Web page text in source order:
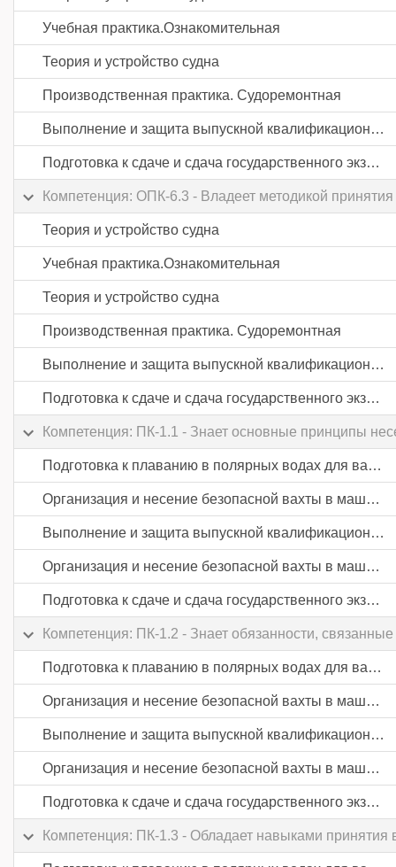
Учебная практика.Ознакомительная
Теория и устройство судна
Производственная практика. Судоремонтная
Выполнение и защита выпускной квалификационной работы
Подготовка к сдаче и сдача государственного экзамена
Компетенция: ОПК-6.3 - Владеет методикой
Теория и устройство судна
Учебная практика.Ознакомительная
Теория и устройство судна
Производственная практика. Судоремонтная
Выполнение и защита выпускной квалификационной работы
Подготовка к сдаче и сдача государственного экзамена
Компетенция: ПК-1.1 - Знает основные принципы
Подготовка к плаванию в полярных водах для вахтенных механиков
Организация и несение безопасной вахты в машинном отделении судов
Выполнение и защита выпускной квалификационной работы
Организация и несение безопасной вахты в машинном отделении судов
Подготовка к сдаче и сдача государственного экзамена
Компетенция: ПК-1.2 - Знает обязанности,
Подготовка к плаванию в полярных водах для вахтенных механиков
Организация и несение безопасной вахты в машинном отделении судов
Выполнение и защита выпускной квалификационной работы
Организация и несение безопасной вахты в машинном отделении судов
Подготовка к сдаче и сдача государственного экзамена
Компетенция: ПК-1.3 - Обладает навыками принятия